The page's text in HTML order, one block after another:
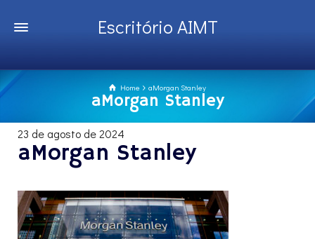
Escritório AIMT
Home aMorgan Stanley
aMorgan Stanley
23 de agosto de 2024
aMorgan Stanley